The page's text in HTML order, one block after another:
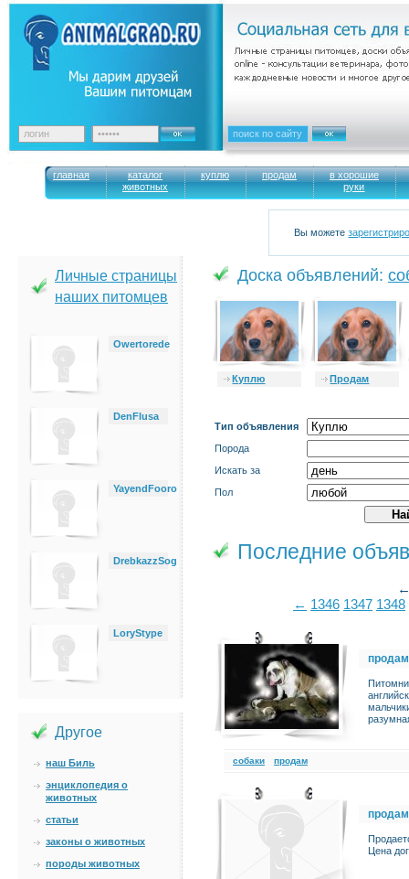
главная
каталог
животных
куплю продам
в хорошие
руки
Вы можете
Личные страницы
наших питомцев
Owertorede
DenFlusa
YayendFooro
DrebkazzSog
LoryStype
Другое
наш Биль
энциклопедия о
животных
статьи
законы о животных
породы животных
Доска объявлений:
Куплю Продам
Тип объявления
Порода
Искать за
Пол
Последние
← 1346 1347 1348
продам
cобаки продам
продам
Цена